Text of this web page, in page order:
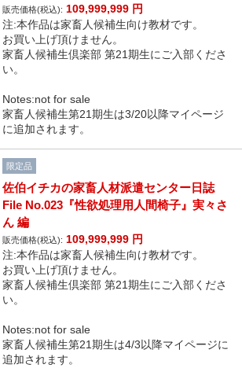
販売価格(税込): 109,999,999 円
注:本作品は家畜人候補生向け教材です。
お買い上げ頂けません。
家畜人候補生倶楽部 第21期生にご入部くださ
い。
Notes:not for sale
家畜人候補生第21期生は3/20以降マイページ
に追加されます。
限定品
佐伯イチカの家畜人材派遣センター日誌
File No.023『性欲処理用人間椅子』実々さ
ん 編
販売価格(税込): 109,999,999 円
注:本作品は家畜人候補生向け教材です。
お買い上げ頂けません。
家畜人候補生倶楽部 第21期生にご入部くださ
い。
Notes:not for sale
家畜人候補生第21期生は4/3以降マイページに
追加されます。